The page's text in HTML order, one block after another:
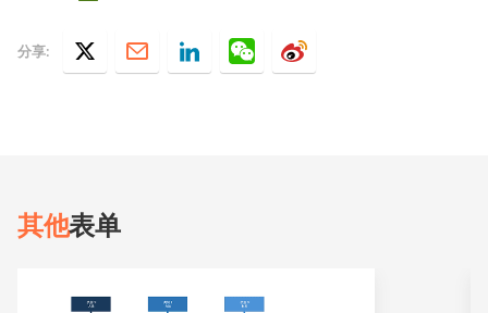
分享:
其他表单